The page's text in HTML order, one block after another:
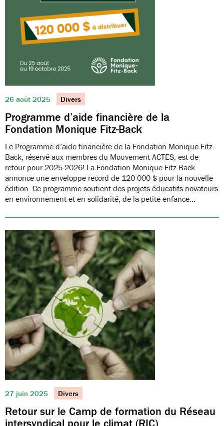
26 août 2025 Divers
Programme d’aide financière de la
Fondation Monique Fitz-Back
Le Programme d’aide financière de la Fondation Monique-Fitz-
Back, réservé aux membres du Mouvement ACTES, est de
retour pour 2025-2026! La Fondation Monique-Fitz-Back
annonce une enveloppe record de 120 000 $ pour la nouvelle
édition. Ce programme soutient des projets éducatifs novateurs
en environnement et en solidarité, de la petite enfance…
27 juin 2025 Divers
Retour sur le Camp de formation du Réseau
intersyndical pour le climat (RIC)